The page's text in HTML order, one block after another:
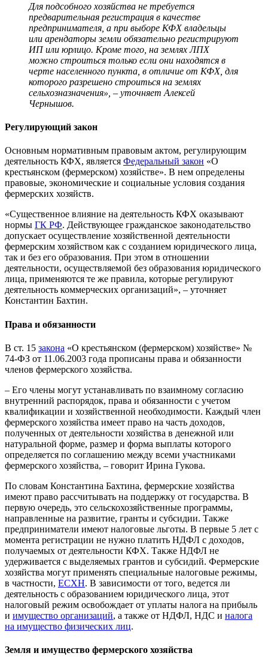
Для подсобного хозяйства не требуется
предварительная регистрация в качестве
предпринимателя, а при выборе КФХ владельцы
или арендаторы земли обязательно регистрируют
ИП или юрлицо. Кроме того, на землях ЛПХ
можно строиться только если они находятся в
черте населенного пункта, в отличие от КФХ, для
которого разрешено строиться на землях
сельхозназначения», – уточняет Алексей
Чернышов.
Регулирующий закон
Основным нормативным правовым актом, регулирующим
деятельность КФХ, является Федеральный закон «О
крестьянском (фермерском) хозяйстве». В нем определены
правовые, экономические и социальные условия создания
фермерских хозяйств.
«Существенное влияние на деятельность КФХ оказывают
нормы ГК РФ. Действующее гражданское законодательство
допускает осуществление хозяйственной деятельности
фермерским хозяйством как с созданием юридического лица,
так и без его образования. При этом в отношении
деятельности, осуществляемой без образования юридического
лица, применяются те же правила, которые регулируют
деятельность коммерческих организаций», – уточняет
Константин Бахтин.
Права и обязанности
В ст. 15 закона «О крестьянском (фермерском) хозяйстве» №
74-ФЗ от 11.06.2003 года прописаны права и обязанности
членов фермерского хозяйства.
– Его члены могут устанавливать по взаимному согласию
внутренний распорядок, права и обязанности с учетом
квалификации и хозяйственной необходимости. Каждый член
фермерского хозяйства имеет право на часть доходов,
полученных от деятельности хозяйства в денежной или
натуральной форме, размер и форма выплаты которого
определяется по соглашению между всеми участниками
фермерского хозяйства, – говорит Ирина Гукова.
По словам Константина Бахтина, фермерские хозяйства
имеют право рассчитывать на поддержку от государства. В
первую очередь, это сельскохозяйственные программы,
направленные на развитие, гранты и субсидии. Также
предприниматели имеют налоговые льготы. В первые 5 лет с
момента регистрации не нужно платить НДФЛ с доходов,
получаемых от деятельности КФХ. Также НДФЛ не
удерживается с выделяемых грантов и субсидий. Фермерские
хозяйства могут применять специальные налоговые режимы,
в частности, ЕСХН. В зависимости от того, ведется ли
деятельность с образованием юридического лица, этот
налоговый режим освобождает от уплаты налога на прибыль
и имущество организаций, а также от НДФЛ, НДС и налога
на имущество физических лиц.
Земля и имущество фермерского хозяйства